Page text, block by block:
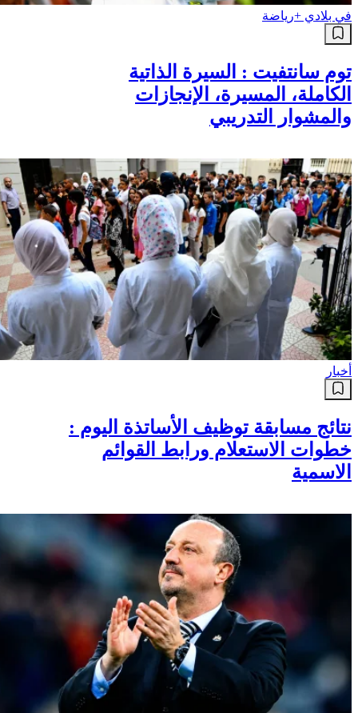
في بلادي +رياضة
توم سانتفيت : السيرة الذاتية
الكاملة، المسيرة، الإنجازات
والمشوار التدريبي
أخبار
نتائج مسابقة توظيف الأساتذة اليوم :
خطوات الاستعلام ورابط القوائم
الاسمية